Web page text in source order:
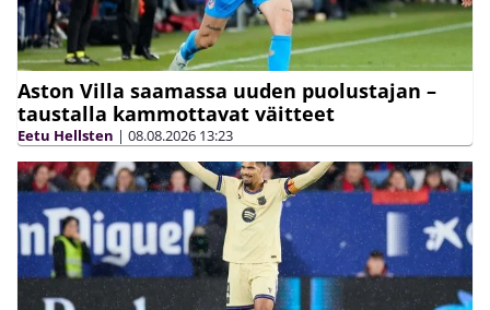
Aston Villa saamassa uuden puolustajan –
taustalla kammottavat väitteet
Eetu Hellsten | 08.08.2026 13:23